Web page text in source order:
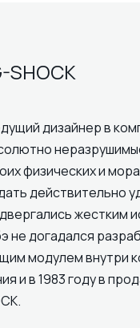
SHOCK
дизайнер в
физических и
действительно
жестким
не догадался
модулем внутри
и в 1983 году в